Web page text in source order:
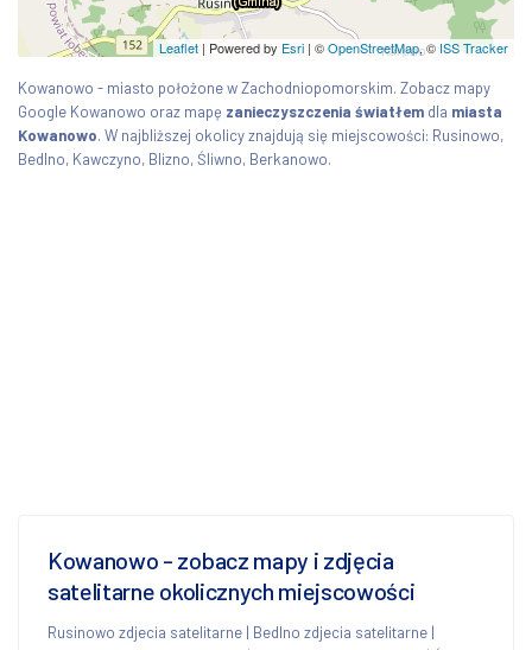
Leaflet | Powered by Esri | ©OpenStreetMap, © ISS Tracker
Kowanowo - miasto położone w Zachodniopomorskim. Zobacz mapy
Google Kowanowo oraz mapę zanieczyszczenia światłem dla miasta
Kowanowo. W najbliższej okolicy znajdują się miejscowości: Rusinowo,
Bedlno, Kawczyno, Blizno, Śliwno, Berkanowo.
Kowanowo - zobacz mapy i zdjęcia
satelitarne okolicznych miejscowości
Rusinowo zdjecia satelitarne | Bedlno zdjecia satelitarne |